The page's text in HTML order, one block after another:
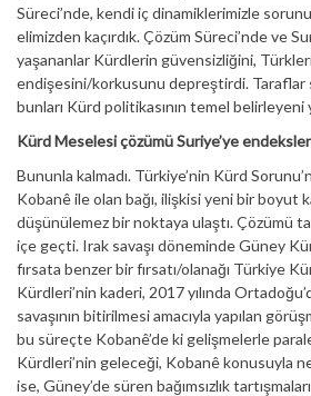
Süreci’nde, kendi iç dinamiklerimizle sorunu
elimizden kaçırdık. Çözüm Süreci’nde ve
yaşananlar Kürdlerin güvensizliğini,
endişesini/korkusunu depreştirdi. Taraflar
bunları Kürd politikasının temel belirleyeni
Kürd Meselesi çözümü Suriye’ye
Bununla kalmadı. Türkiye’nin Kürd
Kobanê ile olan bağı, ilişkisi yeni bir boyut
düşünülemez bir noktaya ulaştı. Çözümü
içe geçti. Irak savaşı döneminde Güney
fırsata benzer bir fırsatı/olanağı Türkiye
Kürdleri’nin kaderi, 2017 yılında
savaşının bitirilmesi amacıyla yapılan
bu süreçte Kobanê’de ki gelişmelerle
Kürdleri’nin geleceği, Kobanê konusuyla
ise, Güney’de süren bağımsızlık